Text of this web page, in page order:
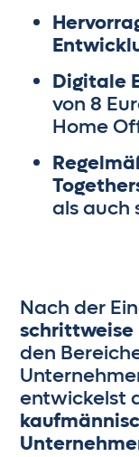
Digitale
von 8
Home
als auch
Nach der
schrittweise
den
entwickelst